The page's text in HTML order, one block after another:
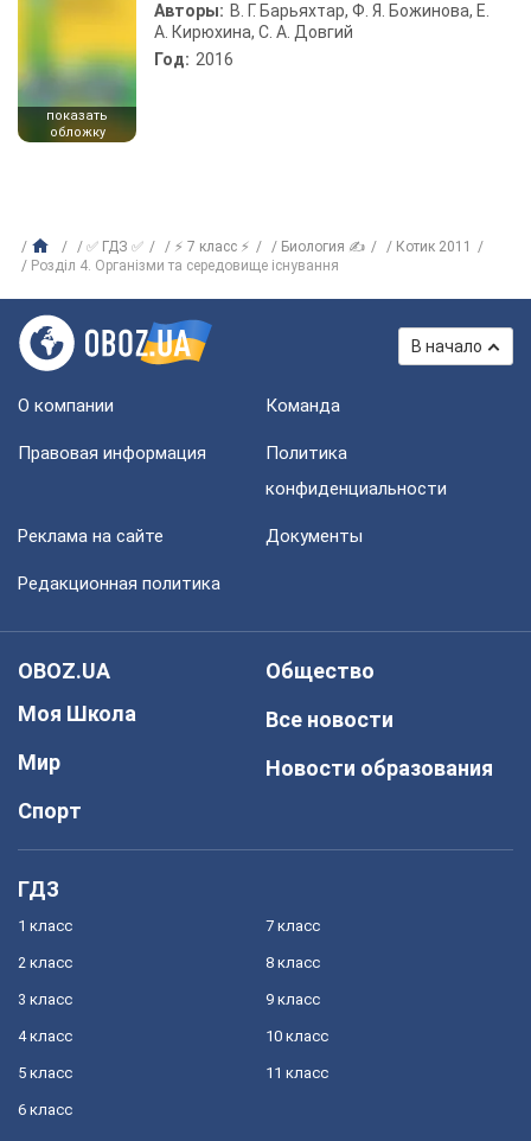
показать
обложку
Авторы: В. Г. Барьяхтар, Ф. Я. Божинова, Е.
А. Кирюхина, С. А. Довгий
Год: 2016
✅ ГДЗ ✅ ⚡ 7 класс ⚡ Биология ✍
Котик 2011
Розділ 4. Організми та середовище існування
В начало
О компании Команда
Правовая информация
Политика
конфиденциальности
Реклама на сайте Документы
Редакционная политика
OBOZ.UA
Моя Школа
Мир
Спорт
Общество
Все новости
Новости образования
ГДЗ
1 класс
2 класс
3 класс
4 класс
5 класс
6 класс
7 класс
8 класс
9 класс
10 класс
11 класс